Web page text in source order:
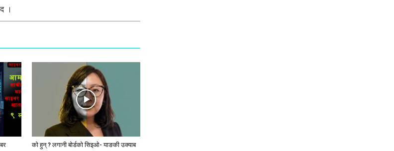
।
को हुन् ? लगानी बोर्डको सिइओ- याङकी उक्याब